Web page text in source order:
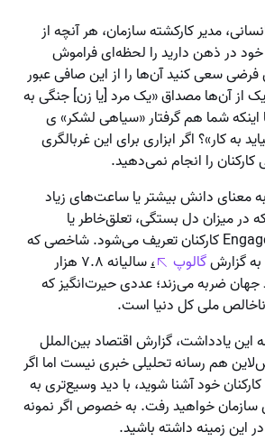
مدیر کارکشته سازمان، هر آنچه از
در ذهن دارید را لحظه‌ای فراموش
سعی کنید آن‌ها را از این صافی عبور
یک از آن‌ها مصداق «یک مرد [یا زن] جنگی به
اینکه شما هم گرفتار «سیاهی لشکر» ی
به کار»؟ اگر ابزاری برای این غربالگری
کارکنان را انجام نمی‌دهید.
معنای دانش بیشتر یا ساعت‌های زیاد
در میزان دل بستگی، تعلق‌خاطر یا
فرنگی‌تر آن در Engagement کارکنان تعریف می‌شود. شاخصی که
گزارشگالوپ ،
سالیانه ۷.۸ هزار
جهان ضربه می‌زند؛ عددی حیرت‌انگیز که
این یادداشت، گزارش اقتصاد بین‌الملل
هم رسانه تحلیلی خبری نیست اما اگر
خود آشنا شوید، با دید وسیع‌تری به
سازمان خواهید رفت. به خصوص اگر نمونه
این زمینه داشته باشید.